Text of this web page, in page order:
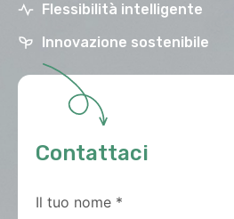
Flessibilità intelligente
Innovazione sostenibile
Contattaci
Il tuo nome *